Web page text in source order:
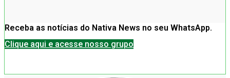
Receba as notícias do Nativa News no seu WhatsApp.
Clique aqui e acesse nosso grupo